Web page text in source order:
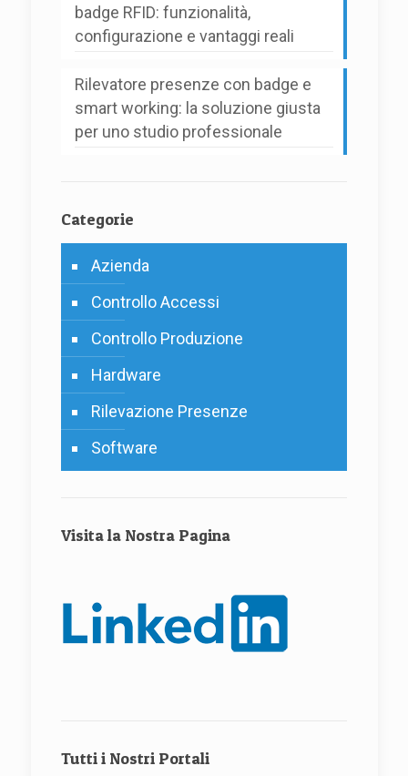
badge RFID: funzionalità,
configurazione e vantaggi reali
Rilevatore presenze con badge e
smart working: la soluzione giusta
per uno studio professionale
Categorie
Azienda
Controllo Accessi
Controllo Produzione
Hardware
Rilevazione Presenze
Software
Visita la Nostra Pagina
Tutti i Nostri Portali